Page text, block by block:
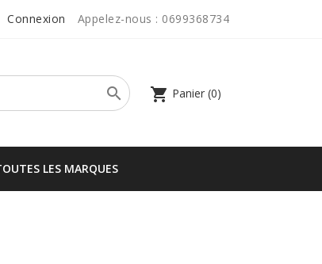
Connexion Appelez-nous : 0699368734
shopping_cart Panier (0)

LES MARQUES